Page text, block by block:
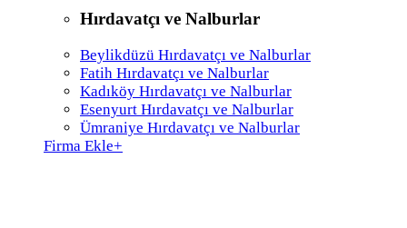
Hırdavatçı ve Nalburlar
Beylikdüzü Hırdavatçı ve Nalburlar
Fatih Hırdavatçı ve Nalburlar
Kadıköy Hırdavatçı ve Nalburlar
Esenyurt Hırdavatçı ve Nalburlar
Ümraniye Hırdavatçı ve Nalburlar
Firma Ekle+